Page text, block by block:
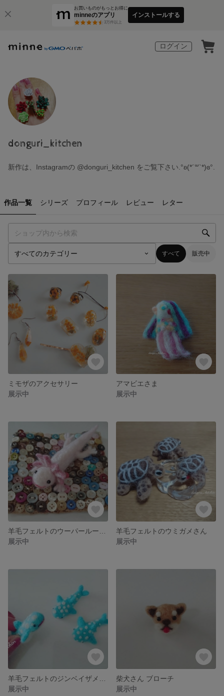
お買いものがもっとお得に
minneのアプリ
3万件以上
インストールする
ログイン
donguri_kitchen
新作は、Instagramの @donguri_kitchen をご覧下さい︎.°ʚ(*´꒳`*)ɞ°.
作品一覧 シリーズ プロフィール レビュー レター
すべて 販売中
ミモザのアクセサリー
展示中
アマビエさま
展示中
展示中
羊毛フェルトのウミガメさん
展示中
展示中
柴犬さん ブローチ
展示中